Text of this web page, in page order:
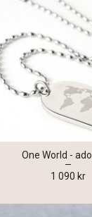
One World -
1 090 kr